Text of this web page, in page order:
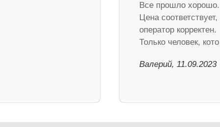
Все прошло хорошо.
Цена соответствует,
оператор корректен.
Только человек,
Валерий, 11.09.2023